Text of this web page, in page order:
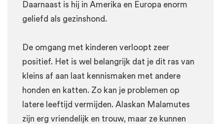
Daarnaast is hij in Amerika en Europa enorm
geliefd als gezinshond.
De omgang met kinderen verloopt zeer
positief. Het is wel belangrijk dat je dit ras van
kleins af aan laat kennismaken met andere
honden en katten. Zo kan je problemen op
latere leeftijd vermijden. Alaskan Malamutes
zijn erg vriendelijk en trouw, maar ze kunnen